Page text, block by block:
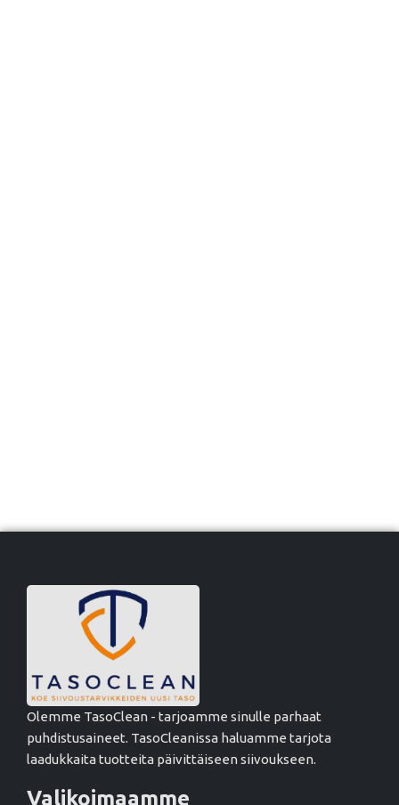
Olemme TasoClean - tarjoamme sinulle parhaat
puhdistusaineet. TasoCleanissa haluamme tarjota
laadukkaita tuotteita päivittäiseen siivoukseen.
Valikoimaamme